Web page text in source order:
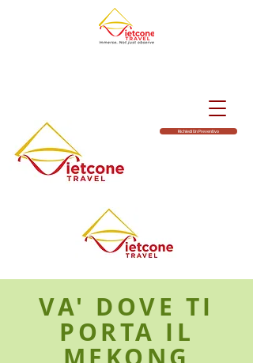
Richiedi Un Preventivo
VA' DOVE TI
PORTA IL